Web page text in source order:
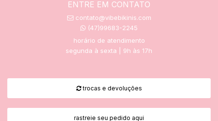
ENTRE EM CONTATO
contato@vibebikinis.com
(47)99683-2245
horário de atendimento
segunda à sexta | 9h às 17h
trocas e devoluções
rastreie seu pedido aqui